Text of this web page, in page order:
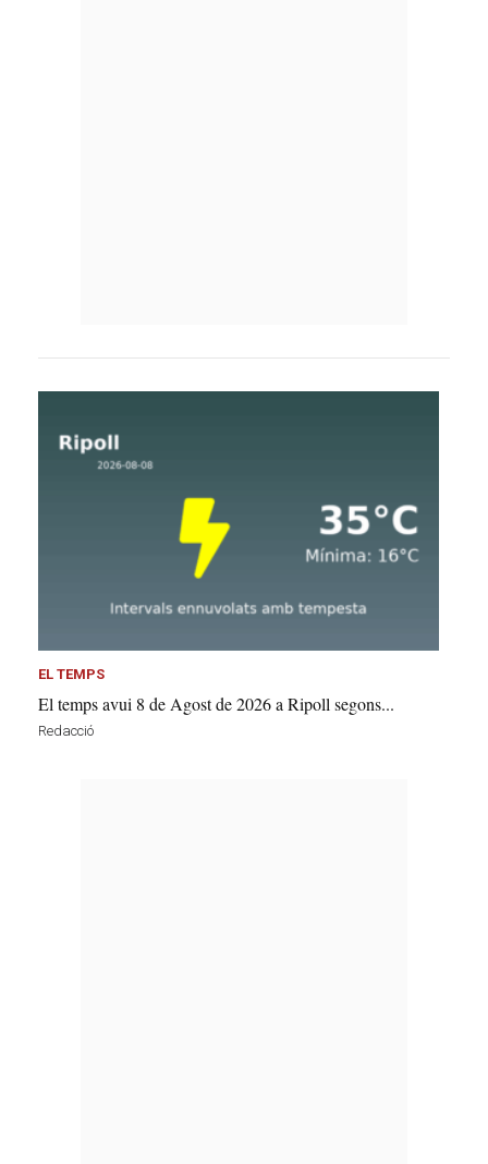
EL TEMPS
El temps avui 8 de Agost de 2026 a Ripoll segons...
Redacció